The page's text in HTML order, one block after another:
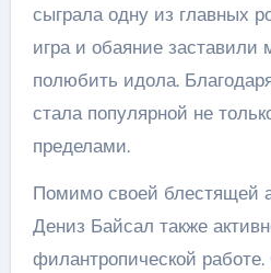
сыграла одну из главных
игра и обаяние заставили
полюбить идола.
стала популярной не
пределами.
Помимо своей блестящей
Дениз Байсал также
филантропической